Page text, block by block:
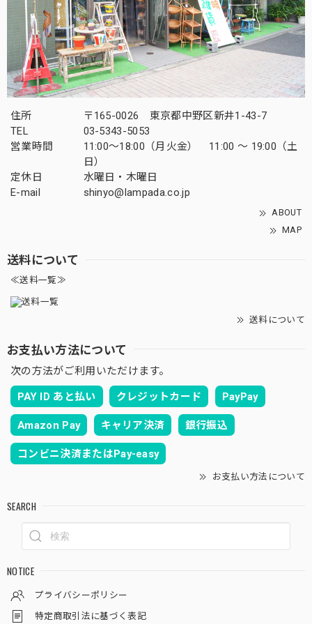
住所
〒165-0026 東京都中野区新井1-43-7
TEL
03-5343-5053
営業時間
11:00～18:00（月火金） 11:00 ～ 19:00（土
日）
定休日
水曜日・木曜日
E-mail
shinyo@lampada.co.jp
ABOUT
MAP
送料について
≪送料一覧≫
送料について
お支払い方法について
次の方法がご利用いただけます。
PAY ID あと払い クレジットカード PayPay
Amazon Pay キャリア決済 銀行振込
コンビニ決済またはPay-easy
お支払い方法について
SEARCH
NOTICE
プライバシーポリシー
特定商取引法に基づく表記